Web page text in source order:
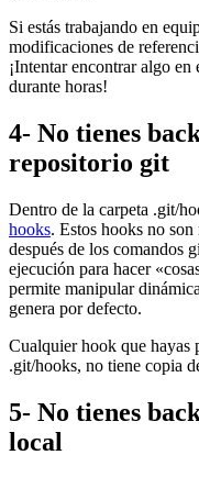
Si estás trabajando en
modificaciones de
¡Intentar encontrar algo
durante horas!
4- No tienes
repositorio git
Dentro de la carpeta .git/
hooks. Estos hooks no son
después de los comandos
ejecución para hacer
permite manipular
genera por defecto.
Cualquier hook que hayas
.git/hooks, no tiene copia
5- No tienes
local